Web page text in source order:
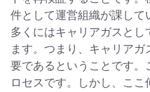
件として運営組織が課し
多くにはキャリアガスと
ます。つまり、キャリア
要であるということです
ロセスです。しかし、こ